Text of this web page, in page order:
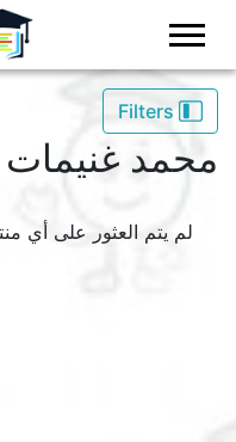
محمد غنيمات
لم يتم العثور على أي